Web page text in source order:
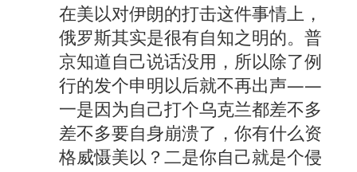
在美以对伊朗的打击这件事情上，
俄罗斯其实是很有自知之明的。普
京知道自己说话没用，所以除了例
行的发个申明以后就不再出声——
一是因为自己打个乌克兰都差不多
差不多要自身崩溃了，你有什么资
格威慑美以？二是你自己就是个侵